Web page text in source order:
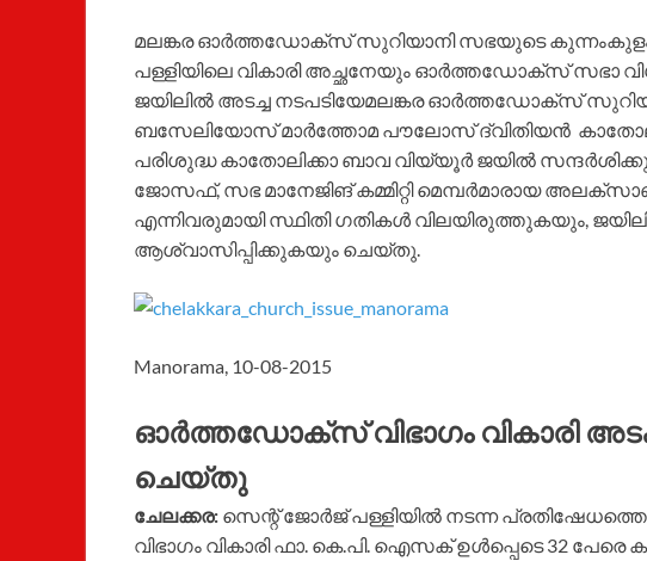
മലങ്കര ഓർത്തഡോക്സ് സുറിയാനി സഭയുടെ കുന്നംകുളം
പള്ളിയിലെ വികാരി അച്ഛനേയും ഓർത്തഡോക്സ് സഭാ
ജയിലില്‍ അടച്ച നടപടിയേമലങ്കര ഓർത്തഡോക്സ്
ബസേലിയോസ് മാര്‍ത്തോമ പൗലോസ് ദ്വിതിയൻ
പരിശുദ്ധ കാതോലിക്കാ ബാവ വിയ്യൂര്‍ ജയില്‍
ജോസഫ്, സഭ മാനേജിങ് കമ്മിറ്റി മെമ്പര്‍മാരായ
എന്നിവരുമായി സ്ഥിതി ഗതികൾ വിലയിരുത്തുകയും,
ആശ്വാസിപ്പിക്കുകയും ചെയ്തു.
Manorama, 10-08-2015
ഓര്‍ത്തഡോക്‌സ് വിഭാഗം വികാരി
ചെയ്തു
ചേലക്കര: സെന്റ് ജോര്‍ജ് പള്ളിയില്‍ നടന്ന
വിഭാഗം വികാരി ഫാ. കെ.പി. ഐസക് ഉള്‍പ്പെടെ 32